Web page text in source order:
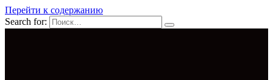
Перейти к содержанию
Search for: